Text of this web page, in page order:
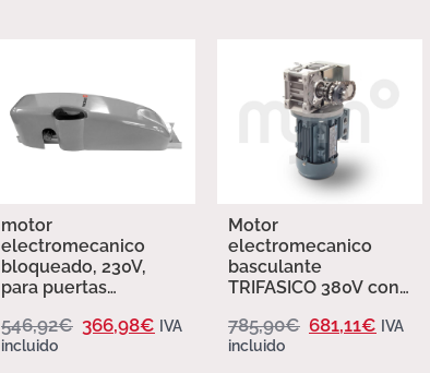
motor
electromecanico
bloqueado, 230V,
para puertas
Erreka.
546,92€ 366,98€ IVA
incluido
Motor
electromecanico
basculante
TRIFASICO 380V con
desbloqueo para
puertas basculantes
785,90€ 681,11€ IVA
incluido